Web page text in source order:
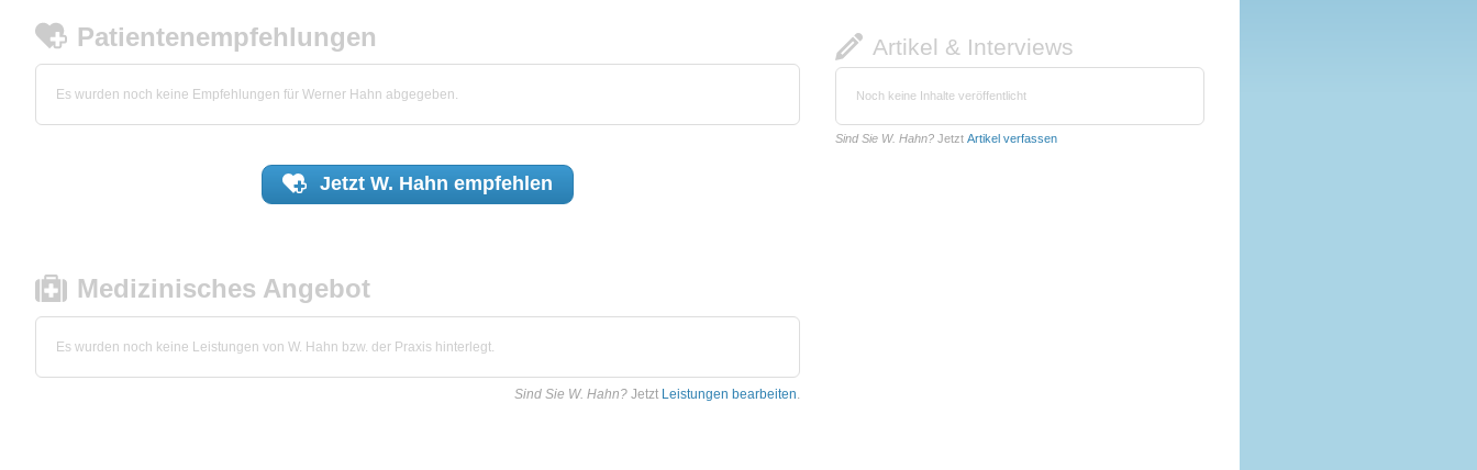
Patientenempfehlungen
Es wurden noch keine Empfehlungen für Werner Hahn abgegeben.
Jetzt W. Hahn empfehlen
Medizinisches Angebot
Es wurden noch keine Leistungen von W. Hahn bzw. der Praxis hinterlegt.
Sind Sie W. Hahn? Jetzt Leistungen bearbeiten.
Artikel & Interviews
Noch keine Inhalte veröffentlicht
Sind Sie W. Hahn? Jetzt Artikel verfassen